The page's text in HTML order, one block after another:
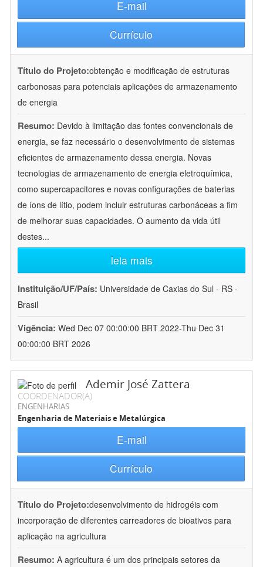
E-mail
Currículo
Título do Projeto:obtenção e modificação de estruturas
carbonosas para potenciais aplicações de armazenamento
de energia
Resumo: Devido à limitação das fontes convencionais de
energia, se faz necessário o desenvolvimento de sistemas
eficientes de armazenamento dessa energia. Novas
tecnologias de armazenamento de energia eletroquímica,
como supercapacitores e novas configurações de baterias
de íons de lítio, podem incluir estruturas carbonáceas a fim
de melhorar suas capacidades. O aumento da vida útil
destes...
leia mais
Instituição/UF/País: Universidade de Caxias do Sul - RS -
Brasil
Vigência: Wed Dec 07 00:00:00 BRT 2022-Thu Dec 31
00:00:00 BRT 2026
Ademir José Zattera
COORDENADOR(A)
ENGENHARIAS
Engenharia de Materiais e Metalúrgica
E-mail
Currículo
Título do Projeto:desenvolvimento de hidrogéis com
incorporação de diferentes carreadores de bioativos para
aplicação na agricultura
Resumo: A agricultura é um dos principais setores da